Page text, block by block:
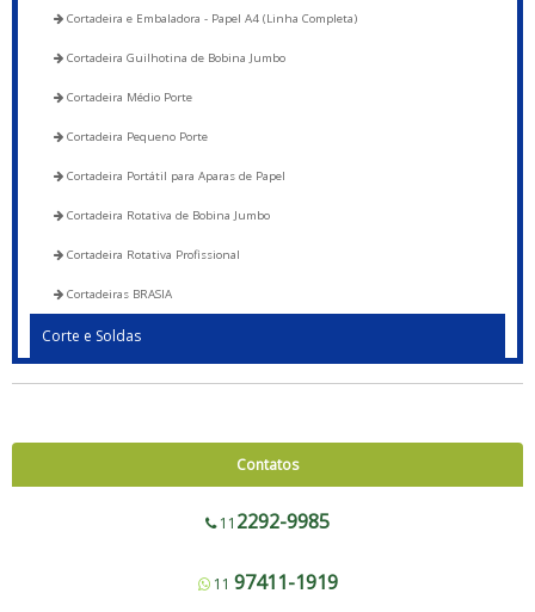
Cortadeira e Embaladora - Papel A4 (Linha Completa)
Cortadeira Guilhotina de Bobina Jumbo
Cortadeira Médio Porte
Cortadeira Pequeno Porte
Cortadeira Portátil para Aparas de Papel
Cortadeira Rotativa de Bobina Jumbo
Cortadeira Rotativa Profissional
Cortadeiras BRASIA
Corte e Soldas
Corte e Solda 1000 para Envelope de Segurança, Sacos de Correios e Sacos
Corte e Solda Fundo - 600 a 1200
Corte e Solda Fundo e Lateral 900
Contatos
11 2292-9985
11 97411-1919